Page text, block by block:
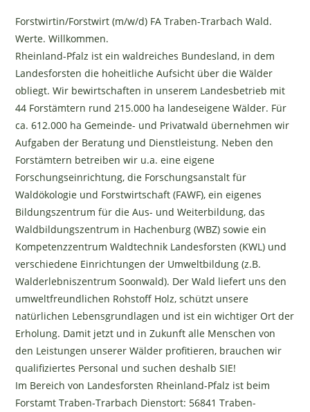
Forstwirtin/Forstwirt (m/w/d) FA Traben-Trarbach Wald.
Werte. Willkommen.
Rheinland-Pfalz ist ein waldreiches Bundesland, in dem
Landesforsten die hoheitliche Aufsicht über die Wälder
obliegt. Wir bewirtschaften in unserem Landesbetrieb mit
44 Forstämtern rund 215.000 ha landeseigene Wälder. Für
ca. 612.000 ha Gemeinde- und Privatwald übernehmen wir
Aufgaben der Beratung und Dienstleistung. Neben den
Forstämtern betreiben wir u.a. eine eigene
Forschungseinrichtung, die Forschungsanstalt für
Waldökologie und Forstwirtschaft (FAWF), ein eigenes
Bildungszentrum für die Aus- und Weiterbildung, das
Waldbildungszentrum in Hachenburg (WBZ) sowie ein
Kompetenzzentrum Waldtechnik Landesforsten (KWL) und
verschiedene Einrichtungen der Umweltbildung (z.B.
Walderlebniszentrum Soonwald). Der Wald liefert uns den
umweltfreundlichen Rohstoff Holz, schützt unsere
natürlichen Lebensgrundlagen und ist ein wichtiger Ort der
Erholung. Damit jetzt und in Zukunft alle Menschen von
den Leistungen unserer Wälder profitieren, brauchen wir
qualifiziertes Personal und suchen deshalb SIE!
Im Bereich von Landesforsten Rheinland-Pfalz ist beim
Forstamt Traben-Trarbach Dienstort: 56841 Traben-